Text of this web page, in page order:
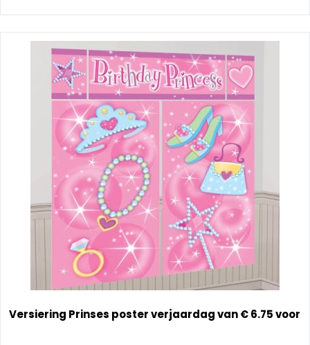
Versiering Prinses poster verjaardag van € 6.75 voor